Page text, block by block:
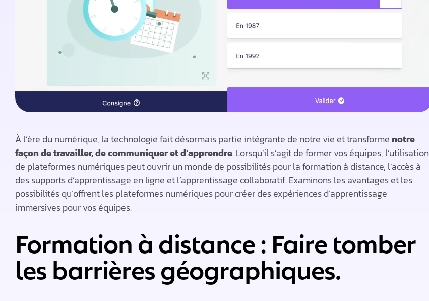
À l’ère du numérique, la technologie fait désormais partie intégrante de notre vie et transformenotre
façon de travailler, de communiquer et d’apprendre. Lorsqu’il s’agit de former vos équipes, l’utilisation
de plateformes numériques peut ouvrir un monde de possibilités pour la formation à distance, l’accès à
des supports d’apprentissage en ligne et l’apprentissage collaboratif. Examinons les avantages et les
possibilités qu’offrent les plateformes numériques pour créer des expériences d’apprentissage
immersives pour vos équipes.
Formation à distance : Faire tomber
les barrières géographiques.